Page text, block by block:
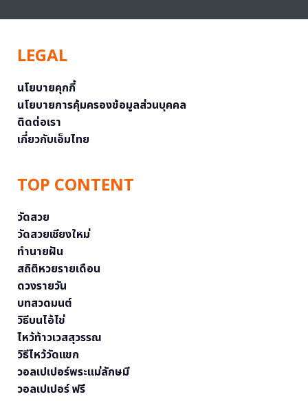
LEGAL
นโยบายคุกกี้
นโยบายการคุ้มครองข้อมูลส่วนบุคคล
ติดต่อเรา
เกี่ยวกับเอ็มไทย
TOP CONTENT
วัดสวย
วัดสวยเชียงใหม่
ทำนายฝัน
สถิติหวยรายเดือน
ดวงรายวัน
บทสวดมนต์
วิธีบนไอ้ไข่
ไหว้ท้าวเวสสุวรรณ
วิธีไหว้วัดแขก
วอลเปเปอร์พระแม่ลักษมี
วอลเปเปอร์ ฟรี